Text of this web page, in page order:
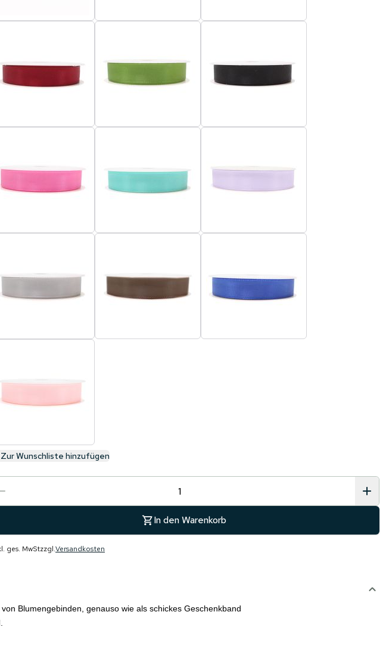
Zur Wunschliste hinzufügen
In den Warenkorb
ges. MwStzzgl.Versandkosten
Blumengebinden, genauso wie als schickes Geschenkband